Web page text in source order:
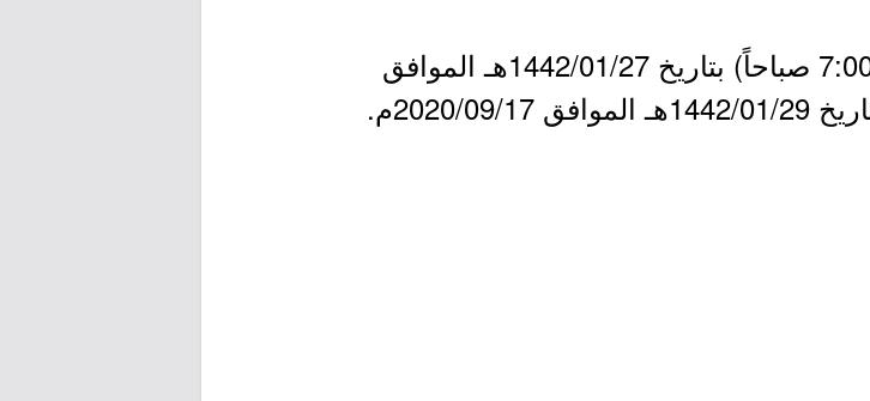
- التقديم متاح الآن بدأ اليوم الثلاثاء (الساعة 7:00 صباحاً) بتاريخ 1442/01/27هـ الموافق